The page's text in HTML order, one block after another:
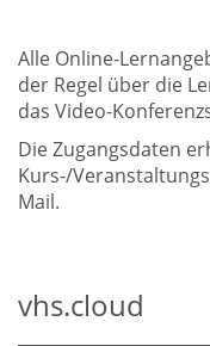
Alle Online-
der Regel über die
das Video-
Die Zugangsdaten
Kurs-/
Mail.
vhs.cloud